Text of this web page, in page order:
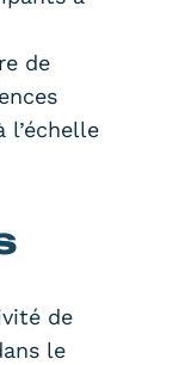
de
l’échelle
de
le